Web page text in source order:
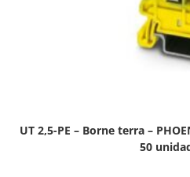
UT 2,5-PE – Borne terra –
50